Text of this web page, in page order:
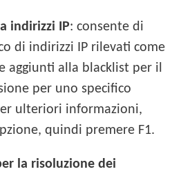
indirizzi IP: consente di
di indirizzi IP rilevati come
aggiunti alla blacklist per il
per uno specifico
ulteriori informazioni,
quindi premere F1.
la risoluzione dei